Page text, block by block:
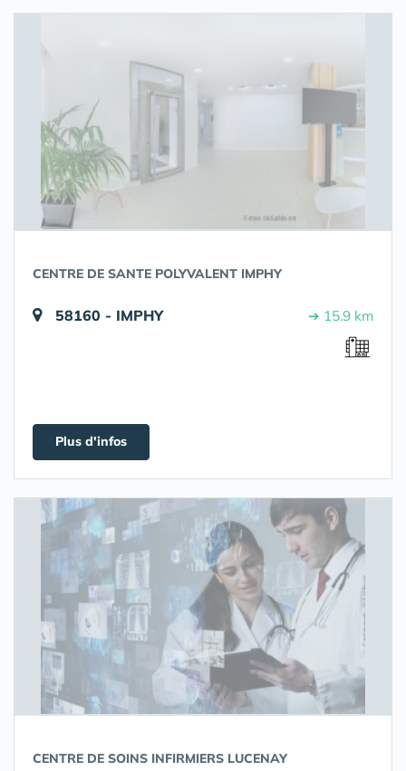
CENTRE DE SANTE POLYVALENT IMPHY
58160 - IMPHY ➔ 15.9 km
Plus d'infos
CENTRE DE SOINS INFIRMIERS LUCENAY